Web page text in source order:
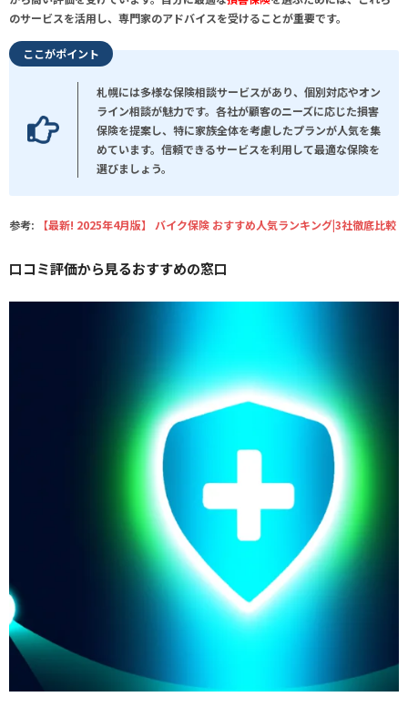
のサービスを活用し、専門家のアドバイスを受けることが重要です。
ここがポイント
札幌には多様な保険相談サービスがあり、個別対応やオン
ライン相談が魅力です。各社が顧客のニーズに応じた損害
保険を提案し、特に家族全体を考慮したプランが人気を集
めています。信頼できるサービスを利用して最適な保険を
選びましょう。
参考: 【最新! 2025年4月版】 バイク保険 おすすめ人気ランキング|3社徹底比較
口コミ評価から見るおすすめの窓口